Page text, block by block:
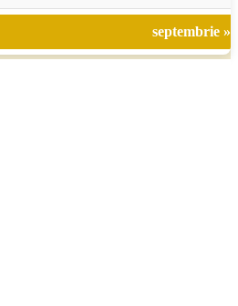
septembrie »